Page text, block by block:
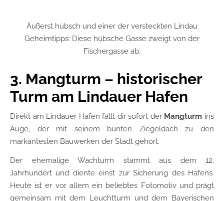
Äußerst hübsch und einer der versteckten Lindau
Geheimtipps: Diese hübsche Gasse zweigt von der
Fischergasse ab.
3. Mangturm – historischer
Turm am Lindauer Hafen
Direkt am Lindauer Hafen fällt dir sofort der Mangturm ins
Auge, der mit seinem bunten Ziegeldach zu den
markantesten Bauwerken der Stadt gehört.
Der ehemalige Wachturm stammt aus dem 12.
Jahrhundert und diente einst zur Sicherung des Hafens.
Heute ist er vor allem ein beliebtes Fotomotiv und prägt
gemeinsam mit dem Leuchtturm und dem Bayerischen